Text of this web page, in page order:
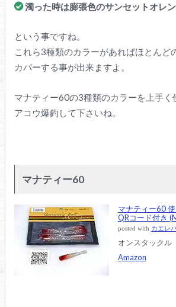
濁った時は膨張色のサンセットオレ
という事ですね。
これら3種類のカラーがあればほとんど
カバーする事が出来ますよ。
マナティー60の3種類のカラーを上手く
アコウ爆釣して下さいね。
マナティー60
マナティー60
QRコード付き
posted with カエレ
オンスタックル
Amazon